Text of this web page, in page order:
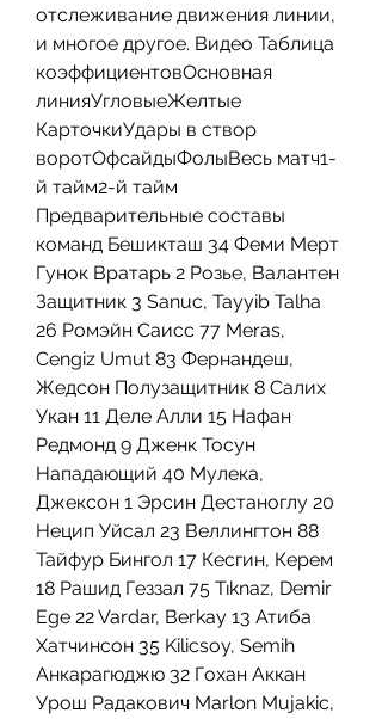
отслеживание движения линии,
и многое другое. Видео Таблица
коэффициентовОсновная
линияУгловыеЖелтые
КарточкиУдары в створ
воротОфсайдыФолыВесь матч1-
й тайм2-й тайм
Предварительные составы
команд Бешикташ 34 Феми Мерт
Гунок Вратарь 2 Розье, Валантен
Защитник 3 Sanuc, Tayyib Talha
26 Ромэйн Саисс 77 Meras,
Cengiz Umut 83 Фернандеш,
Жедсон Полузащитник 8 Салих
Укан 11 Деле Алли 15 Нафан
Редмонд 9 Дженк Тосун
Нападающий 40 Мулека,
Джексон 1 Эрсин Дестаноглу 20
Нецип Уйсал 23 Веллингтон 88
Тайфур Бингол 17 Кесгин, Керем
18 Рашид Геззал 75 Tıknaz, Demir
Ege 22 Vardar, Berkay 13 Атиба
Хатчинсон 35 Kilicsoy, Semih
Анкарагюджю 32 Гохан Аккан
Урош Радакович Marlon Mujakic,